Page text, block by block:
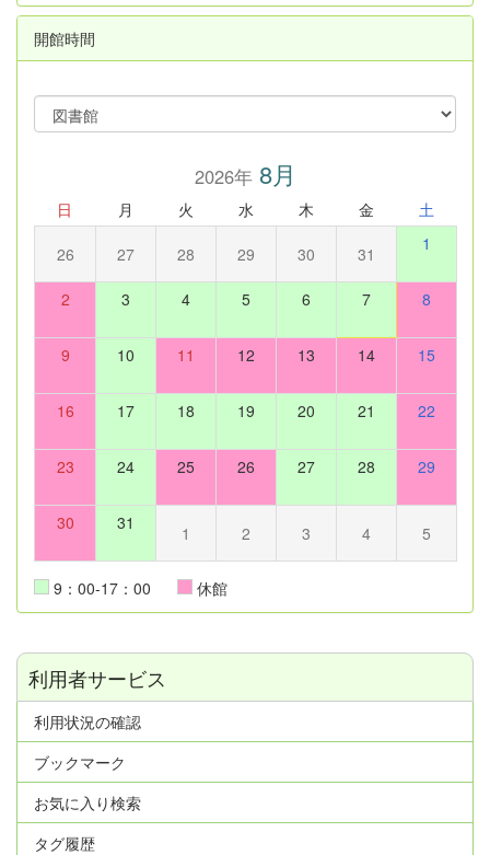
開館時間
2026年8月
日 月 火 水 木 金 土
26 27 28 29 30 31 1
2 3 4 5 6 7 8
9 10 11 12 13 14 15
16 17 18 19 20 21 22
23 24 25 26 27 28 29
30 31 1 2 3 4 5
9：00-17：00 休館
利用者サービス
利用状況の確認
ブックマーク
お気に入り検索
タグ履歴